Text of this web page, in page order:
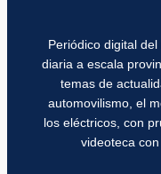
Periódico digital
diaria a escala
temas de
automovilismo, el
los eléctricos, con
videoteca